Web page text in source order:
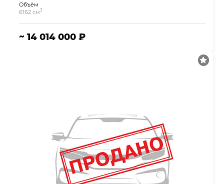
Объём
6162 см3
~ 14 014 000 ₽